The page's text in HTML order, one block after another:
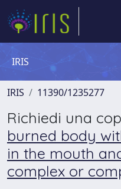
IRIS
IRIS 11390/1235277
Richiedi una
burned body
in the mouth
complex or